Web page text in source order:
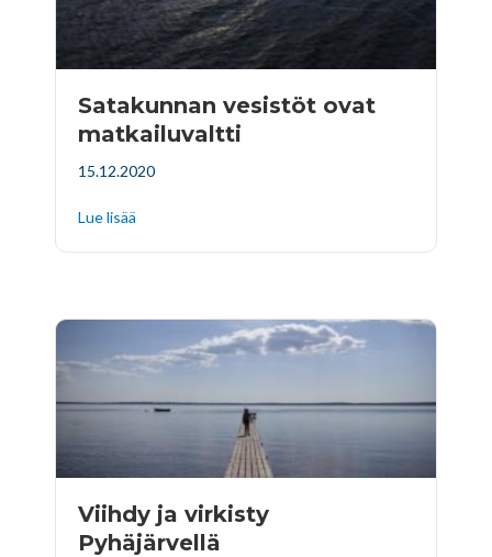
Satakunnan vesistöt ovat
matkailuvaltti
15.12.2020
Lue lisää
Viihdy ja virkisty
Pyhäjärvellä